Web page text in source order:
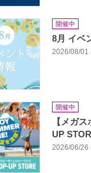
開催中
8月 イベ
2026/08/01
開催中
【メガ
UP
2026/06/26